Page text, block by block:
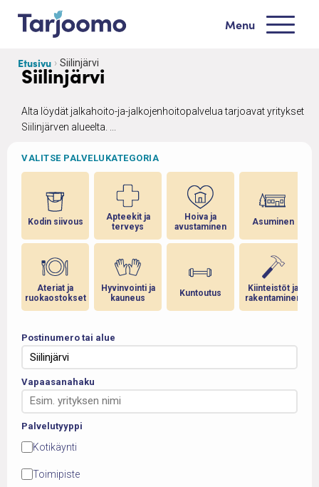
Siirry sisältöön
Menu
Etusivu Siilinjärvi
Siilinjärvi
Alta löydät jalkahoito-ja-jalkojenhoitopalvelua tarjoavat yritykset
Siilinjärven alueelta. ...
VALITSE PALVELUKATEGORIA
Kodin siivous
Ateriat ja
ruokaostokset
Apteekit ja
terveys
Hyvinvointi ja
kauneus
Hoiva ja
avustaminen
Kuntoutus
Asuminen
Kiinteistöt ja
rakentaminen
Postinumero tai alue
Vapaasanahaku
Palvelutyyppi
Kotikäynti
Toimipiste